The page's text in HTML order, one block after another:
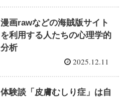
漫画rawなどの海賊版サイト
を利用する人たちの心理学的
分析
2025.12.11
体験談「皮膚むしり症」は自